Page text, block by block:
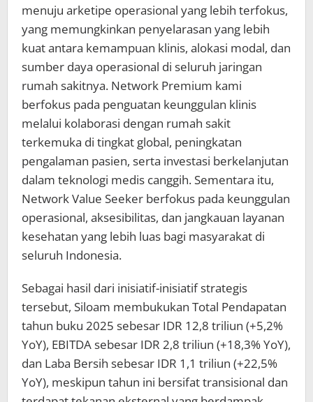
menuju arketipe operasional yang lebih terfokus,
yang memungkinkan penyelarasan yang lebih
kuat antara kemampuan klinis, alokasi modal, dan
sumber daya operasional di seluruh jaringan
rumah sakitnya. Network Premium kami
berfokus pada penguatan keunggulan klinis
melalui kolaborasi dengan rumah sakit
terkemuka di tingkat global, peningkatan
pengalaman pasien, serta investasi berkelanjutan
dalam teknologi medis canggih. Sementara itu,
Network Value Seeker berfokus pada keunggulan
operasional, aksesibilitas, dan jangkauan layanan
kesehatan yang lebih luas bagi masyarakat di
seluruh Indonesia.
Sebagai hasil dari inisiatif-inisiatif strategis
tersebut, Siloam membukukan Total Pendapatan
tahun buku 2025 sebesar IDR 12,8 triliun (+5,2%
YoY), EBITDA sebesar IDR 2,8 triliun (+18,3% YoY),
dan Laba Bersih sebesar IDR 1,1 triliun (+22,5%
YoY), meskipun tahun ini bersifat transisional dan